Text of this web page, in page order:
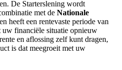
De Starterslening wordt
met de Nationale
en heeft een rentevaste periode van
uw financiële situatie opnieuw
en aflossing zelf kunt dragen,
is dat meegroeit met uw